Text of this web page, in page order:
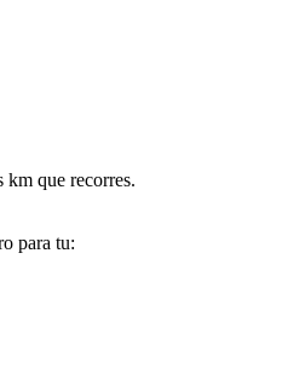
km que recorres.
para tu: